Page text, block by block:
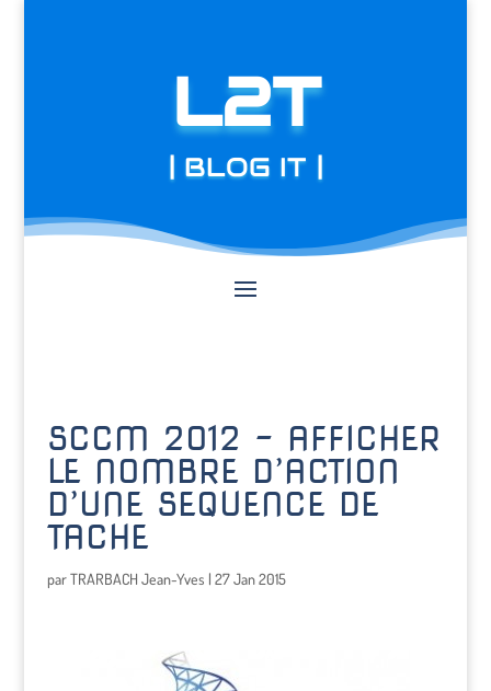
L2T
| BLOG IT |
SCCM 2012 – AFFICHER
LE NOMBRE D’ACTION
D’UNE SEQUENCE DE
TACHE
parTRARBACH Jean-Yves | 27 Jan 2015